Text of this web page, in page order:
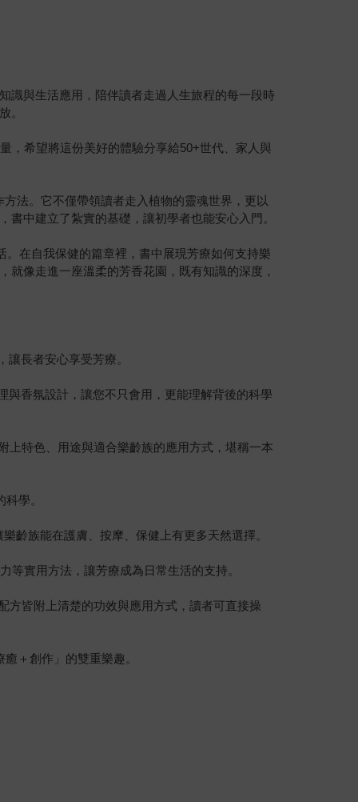
識與生活應用，陪伴讀者走過人生旅程的每一段時
。
，希望將這份美好的體驗分享給50+世代、家人與
法。它不僅帶領讀者走入植物的靈魂世界，更以
中建立了紮實的基礎，讓初學者也能安心入門。
在自我保健的篇章裡，書中展現芳療如何支持樂
像走進一座溫柔的芳香花園，既有知識的深度，
長者安心享受芳療。
與香氛設計，讓您不只會用，更能理解背後的科學
上特色、用途與適合樂齡族的應用方式，堪稱一本
學。
齡族能在護膚、按摩、保健上有更多天然選擇。
實用方法，讓芳療成為日常生活的支持。
方皆附上清楚的功效與應用方式，讀者可直接操
＋創作」的雙重樂趣。